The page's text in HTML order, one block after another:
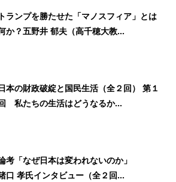
トランプを勝たせた「マノスフィア」とは
か？五野井 郁夫（高千穂大教...
本の財政破綻と国民生活（全２回） 第１
私たちの生活はどうなるか...
考「なぜ日本は変われないのか」
口 孝氏インタビュー（全２回...